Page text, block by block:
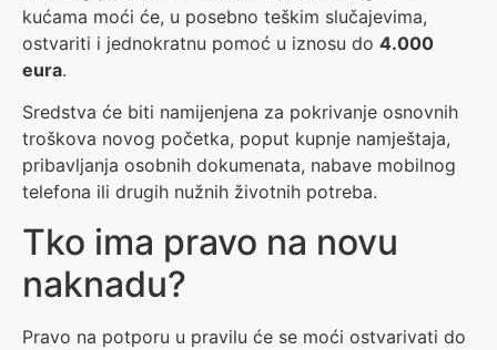
kućama moći će, u posebno teškim slučajevima,
ostvariti i jednokratnu pomoć u iznosu do 4.000
eura.
Sredstva će biti namijenjena za pokrivanje osnovnih
troškova novog početka, poput kupnje namještaja,
pribavljanja osobnih dokumenata, nabave mobilnog
telefona ili drugih nužnih životnih potreba.
Tko ima pravo na novu
naknadu?
Pravo na potporu u pravilu će se moći ostvarivati do